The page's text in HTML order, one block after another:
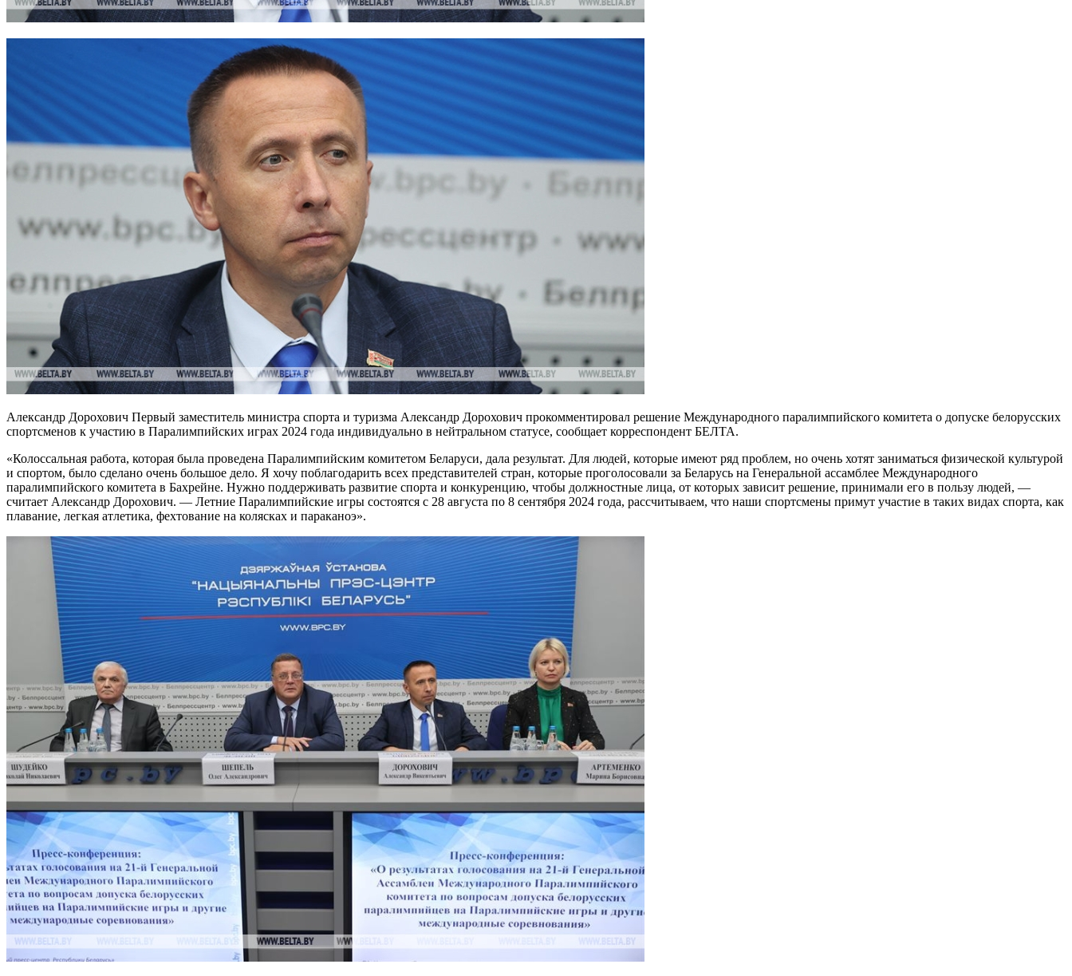
Александр Дорохович Первый заместитель министра спорта и туризма Александр Дорохович прокомментировал решение Международного паралимпийского комитета о допуске белорусских
спортсменов к участию в Паралимпийских играх 2024 года индивидуально в нейтральном статусе, сообщает корреспондент БЕЛТА.
«Колоссальная работа, которая была проведена Паралимпийским комитетом Беларуси, дала результат. Для людей, которые имеют ряд проблем, но очень хотят заниматься физической культурой
и спортом, было сделано очень большое дело. Я хочу поблагодарить всех представителей стран, которые проголосовали за Беларусь на Генеральной ассамблее Международного
паралимпийского комитета в Бахрейне. Нужно поддерживать развитие спорта и конкуренцию, чтобы должностные лица, от которых зависит решение, принимали его в пользу людей, —
считает Александр Дорохович. — Летние Паралимпийские игры состоятся с 28 августа по 8 сентября 2024 года, рассчитываем, что наши спортсмены примут участие в таких видах спорта, как
плавание, легкая атлетика, фехтование на колясках и параканоэ».